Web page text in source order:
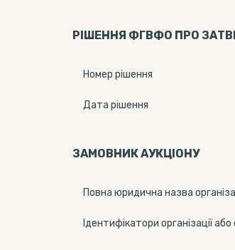
РІШЕННЯ ФГВФО ПРО
Номер рішення
Дата рішення
ЗАМОВНИК АУКЦІОНУ
Повна юридична назва
Ідентифікатори організації